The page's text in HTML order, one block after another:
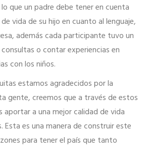
que un padre debe tener en cuenta
vida de su hijo en cuanto al lenguaje,
además cada participante tuvo un
o contar experiencias en
con los niños.
estamos agradecidos por la
gente, creemos que a través de estos
a una mejor calidad de vida
Esta es una manera de construir este
para tener el país que tanto